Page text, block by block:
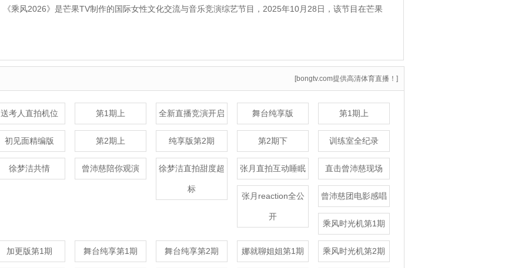
《乘风2026》是芒果TV制作的国际女性文化交流与音乐竞演综艺节目，2025年10月28日，该节目在芒果
[bongtv.com提供高清体育直播！]
送考人直拍机位 第1期上 全新直播竞演开启 舞台纯享版 第1期上
初见面精编版 第2期上 纯享版第2期 第2期下 训练室全纪录
徐梦洁共情 曾沛慈陪你观演 徐梦洁直拍甜度超
标
张月直拍互动睡眠 直击曾沛慈现场
张月reaction全公
开
曾沛慈团电影感唱
乘风时光机第1期
加更版第1期 舞台纯享第1期 舞台纯享第2期 娜就聊姐姐第1期 乘风时光机第2期